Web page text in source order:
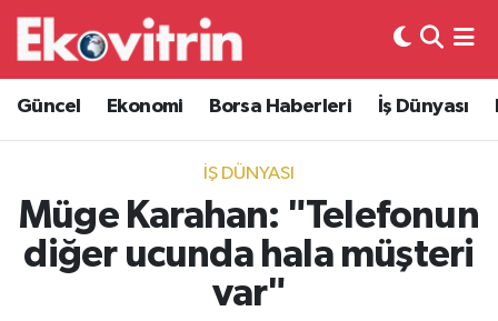
Güncel Ekonomi Borsa Haberleri İş Dünyası
İŞ DÜNYASI
Müge Karahan: "Telefonun
diğer ucunda hala müşteri
var"
Güncel
Ekonomi
Borsa Haberleri
İş Dünyası
Hava Durumu
Trafik Durumu
Süper Lig Puan Durumu ve Fikstür
Tüm Manşetler
Son Dakika Haberleri